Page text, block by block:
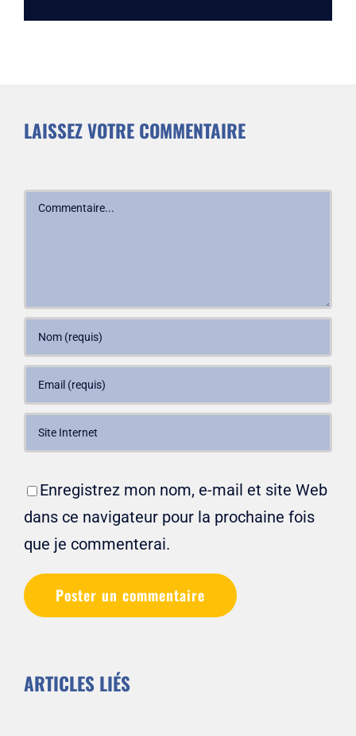
LAISSEZ VOTRE COMMENTAIRE
Commentaire
Enregistrez mon nom, e-mail et site Web
dans ce navigateur pour la prochaine fois
que je commenterai.
ARTICLES LIÉS